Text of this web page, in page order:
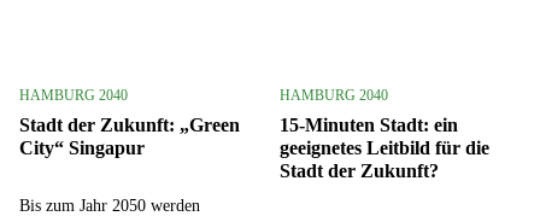
HAMBURG 2040
Stadt der Zukunft: „Green
City“ Singapur
Bis zum Jahr 2050 werden
HAMBURG 2040
15-Minuten Stadt: ein
geeignetes Leitbild für die
Stadt der Zukunft?